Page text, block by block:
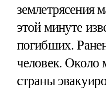
землетрясения
этой минуте
погибших.
человек. Около
страны